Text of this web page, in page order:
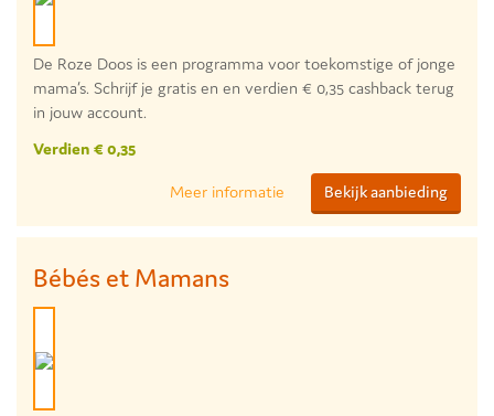
De Roze Doos is een programma voor toekomstige of jonge
mama’s. Schrijf je gratis en en verdien € 0,35 cashback terug
in jouw account.
Verdien € 0,35
Meer informatie Bekijk aanbieding
Bébés et Mamans